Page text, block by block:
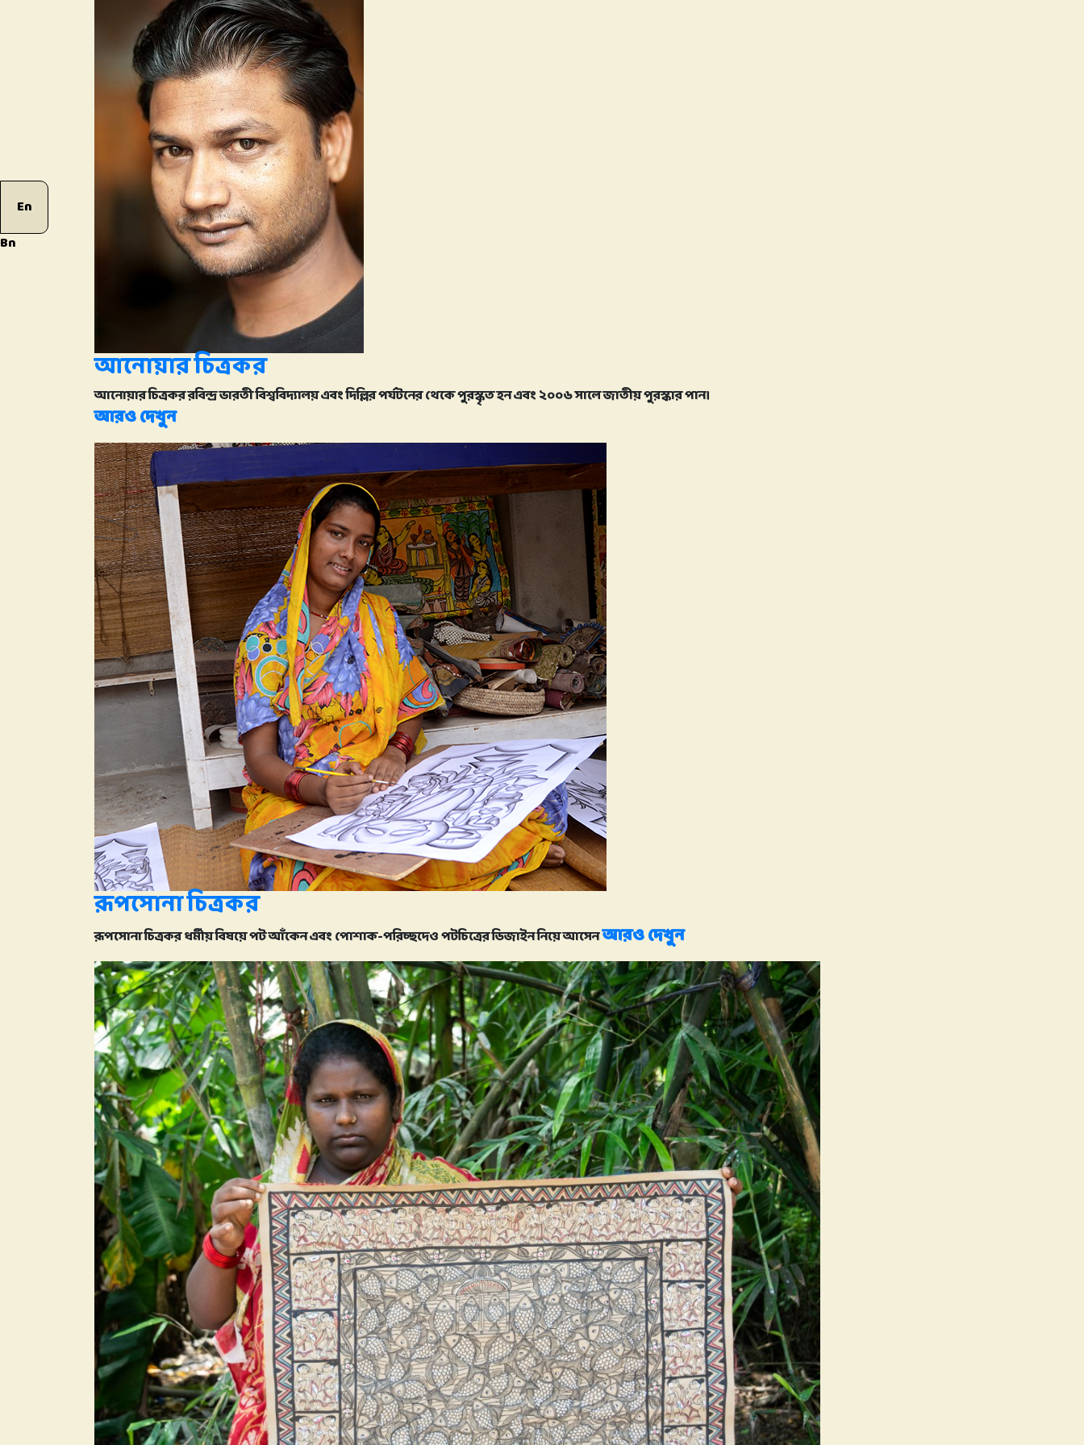
En
Bn
আনোয়ার চিত্রকর
আনোয়ার চিত্রকর রবিন্দ্র ভারতী বিশ্ববিদ্যালয় এবং দিল্লির পর্যটনের থেকে পুরস্কৃত হন এবং ২০০৬ সালে জাতীয় পুরস্কার পান।
আরও দেখুন
রূপসোনা চিত্রকর
রূপসোনা চিত্রকর ধর্মীয় বিষয়ে পট আঁকেন এবং পোশাক-পরিচ্ছদেও পটচিত্রের ডিজাইন নিয়ে আসেনআরও দেখুন